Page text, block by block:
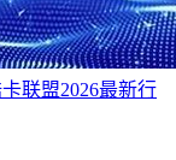
联盟2026最新行